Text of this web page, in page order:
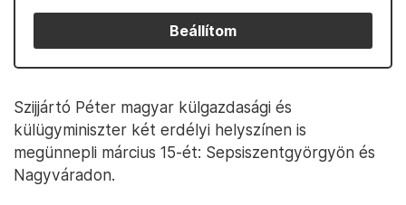
Beállítom
Szijjártó Péter magyar külgazdasági és
külügyminiszter két erdélyi helyszínen is
megünnepli március 15-ét: Sepsiszentgyörgyön és
Nagyváradon.